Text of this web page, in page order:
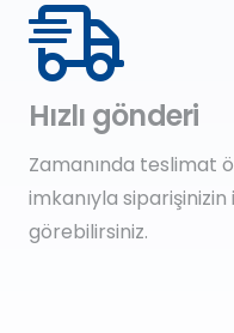
Hızlı gönderi
Zamanında teslimat
imkanıyla
görebilirsiniz.